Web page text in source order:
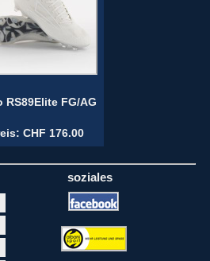
RS89Elite FG/AG
CHF 176.00
soziales